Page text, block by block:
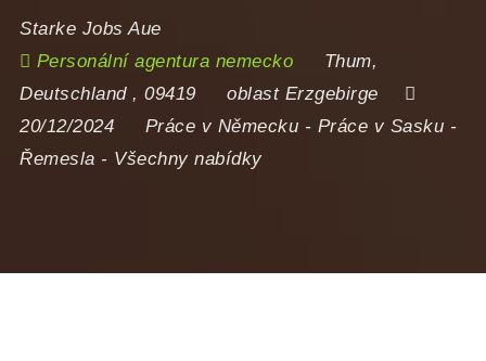
Starke Jobs Aue
Personální agentura nemecko
Thum,
Deutschland,09419
oblast Erzgebirge
20/12/2024
Práce v Německu - Práce v Sasku -
Řemesla - Všechny nabídky